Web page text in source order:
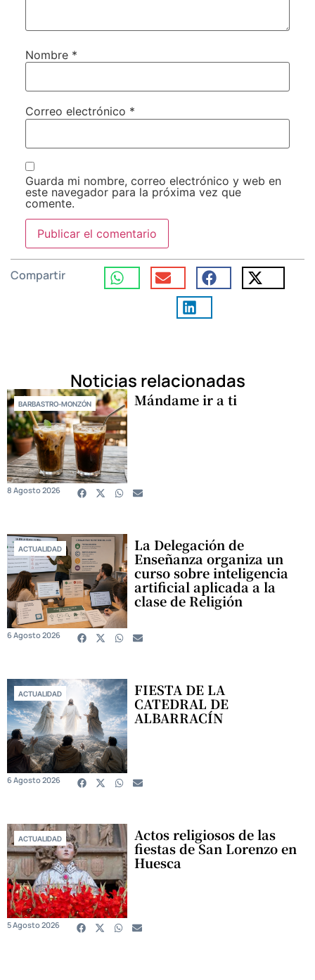
Nombre *
Correo electrónico *
Guarda mi nombre, correo electrónico y web en
este navegador para la próxima vez que
comente.
Compartir
Noticias relacionadas
BARBASTRO-MONZÓN Mándame ir a ti
8 Agosto 2026
ACTUALIDAD La Delegación de
Enseñanza organiza un
curso sobre inteligencia
artificial aplicada a la
clase de Religión
6 Agosto 2026
ACTUALIDAD FIESTA DE LA
CATEDRAL DE
ALBARRACÍN
6 Agosto 2026
ACTUALIDAD Actos religiosos de las
fiestas de San Lorenzo en
Huesca
5 Agosto 2026